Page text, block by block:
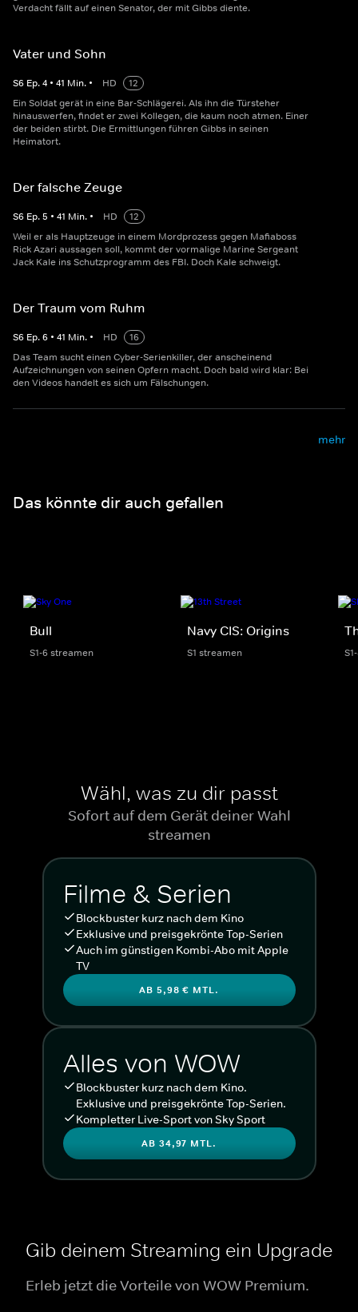
Verdacht fällt auf einen Senator, der mit Gibbs diente.
Vater und Sohn
S6 Ep.4 • 41 Min. • HD
12
Ein Soldat gerät in eine Bar-Schlägerei. Als ihn die Türsteher
hinauswerfen, findet er zwei Kollegen, die kaum noch atmen. Einer
der beiden stirbt. Die Ermittlungen führen Gibbs in seinen
Heimatort.
Der falsche Zeuge
S6 Ep.5 • 41 Min. • HD
12
Weil er als Hauptzeuge in einem Mordprozess gegen Mafiaboss
Rick Azari aussagen soll, kommt der vormalige Marine Sergeant
Jack Kale ins Schutzprogramm des FBI. Doch Kale schweigt.
Der Traum vom Ruhm
S6 Ep.6 • 41 Min. • HD
16
Das Team sucht einen Cyber-Serienkiller, der anscheinend
Aufzeichnungen von seinen Opfern macht. Doch bald wird klar: Bei
den Videos handelt es sich um Fälschungen.
mehr
Das könnte dir auch gefallen
Bull
S1-6 streamen
Navy CIS: Origins
S1 streamen
Wähl, was zu dir passt
Sofort auf dem Gerät deiner Wahl
streamen
Filme & Serien
Blockbuster kurz nach dem Kino
Exklusive und preisgekrönte Top-Serien
Auch im günstigen Kombi-Abo mit Apple
TV
AB 5,98 € MTL.
Alles von WOW
Blockbuster kurz nach dem Kino.
Exklusive und preisgekrönte Top-Serien.
Kompletter Live-Sport von Sky Sport
AB 34,97 MTL.
Gib deinem Streaming ein Upgrade
Erleb jetzt die Vorteile von WOW Premium.